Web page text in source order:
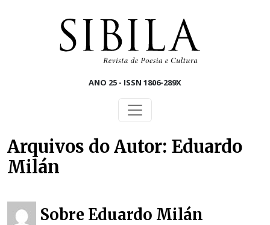
ANO 25 - ISSN 1806-289X
Arquivos do Autor: Eduardo
Milán
Sobre Eduardo Milán